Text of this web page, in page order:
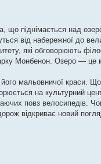
що піднімається над
від набережної до
які обговорюють
Монбенон. Озеро — це
мальовничої краси.
на культурний
повз велосипедів.
відкриває новий